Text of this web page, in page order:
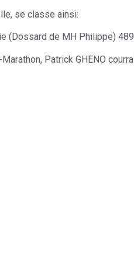
se classe ainsi:
(Dossard de MH Philippe)
Patrick GHENO